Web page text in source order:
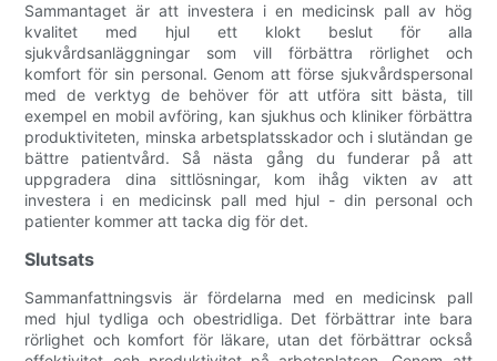
Sammantaget är att investera i en medicinsk pall av hög
kvalitet med hjul ett klokt beslut för alla
sjukvårdsanläggningar som vill förbättra rörlighet och
komfort för sin personal. Genom att förse sjukvårdspersonal
med de verktyg de behöver för att utföra sitt bästa, till
exempel en mobil avföring, kan sjukhus och kliniker förbättra
produktiviteten, minska arbetsplatsskador och i slutändan ge
bättre patientvård. Så nästa gång du funderar på att
uppgradera dina sittlösningar, kom ihåg vikten av att
investera i en medicinsk pall med hjul - din personal och
patienter kommer att tacka dig för det.
Slutsats
Sammanfattningsvis är fördelarna med en medicinsk pall
med hjul tydliga och obestridliga. Det förbättrar inte bara
rörlighet och komfort för läkare, utan det förbättrar också